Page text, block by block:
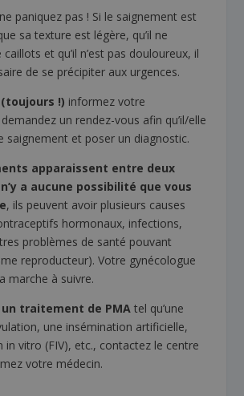
paniquez pas ! Si le saignement est
sa texture est légère, qu’il ne
et qu’il n’est pas douloureux, il
de se précipiter aux urgences.
!) informez votre
un rendez-vous afin qu’il/elle
saignement et poser un diagnostic.
apparaissent entre deux
a aucune possibilité que vous
, ils peuvent avoir plusieurs causes
hormonaux, infections,
problèmes de santé pouvant
reproducteur). Votre gynécologue
marche à suivre.
un traitement de PMA tel qu’une
une insémination artificielle,
in vitro (FIV), etc., contactez le centre
votre médecin.